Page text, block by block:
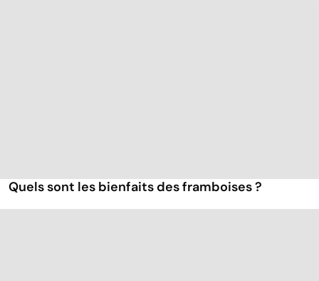
Quels sont les bienfaits des framboises ?